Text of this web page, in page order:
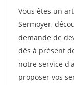
Vous êtes un
Sermoyer,
demande de
dès à présent
notre service
proposer vos